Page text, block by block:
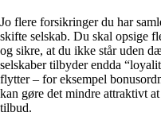
Jo flere forsikringer du har
skifte selskab. Du skal opsige
og sikre, at du ikke står uden
selskaber tilbyder endda
flytter – for eksempel
kan gøre det mindre attraktivt
tilbud.